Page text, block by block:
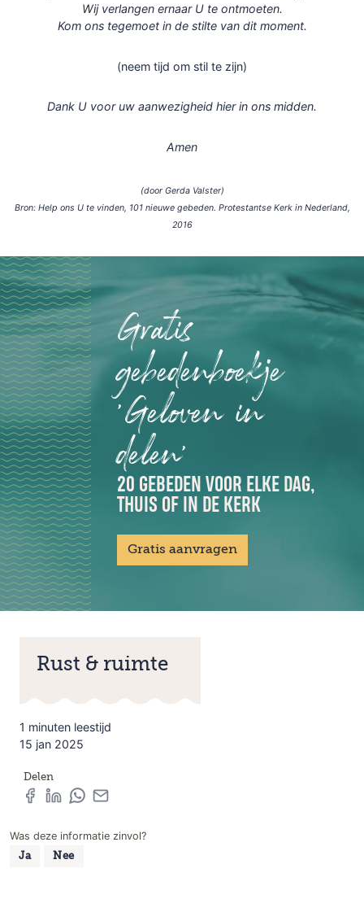
Wij verlangen ernaar U te ontmoeten.
Kom ons tegemoet in de stilte van dit moment.
(neem tijd om stil te zijn)
Dank U voor uw aanwezigheid hier in ons midden.
Amen
(door Gerda Valster)
Bron: Help ons U te vinden, 101 nieuwe gebeden. Protestantse Kerk in Nederland,
2016
Gratis
gebedenboekje
'Geloven in
delen'
20 GEBEDEN VOOR ELKE DAG,
THUIS OF IN DE KERK
Gratis aanvragen
Rust & ruimte
1 minuten leestijd
15 jan 2025
Delen
Was deze informatie zinvol?
Ja Nee